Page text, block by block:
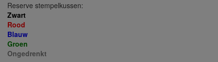
Reserve stempelkussen:
Zwart
Rood
Blauw
Groen
Ongedrenkt